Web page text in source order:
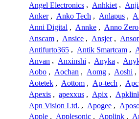
Angel Electronics , Anhkiet ,
Anker , Anko Tech , Anlapus ,
Anni Digital , Annke , Anno
Anscam , Ansice , Ansjer ,
Antifurto365 , Antik Smartcam ,
Anvan , Anxinshi , Anyka ,
Aobo , Aochan , Aomg , Aoshi ,
Aotetek , Aottom , Ap-tech , Apc
Apexis , apexxus , Apix ,
Apn Vision Ltd. , Apogee ,
Apple , Applesonic , Applink ,